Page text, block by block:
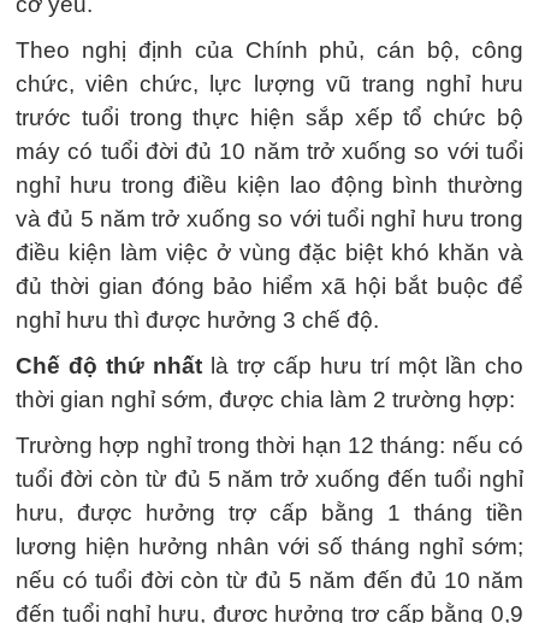
Theo nghị định của Chính phủ, cán bộ, công
chức, viên chức, lực lượng vũ trang nghỉ hưu
trước tuổi trong thực hiện sắp xếp tổ chức bộ
máy có tuổi đời đủ 10 năm trở xuống so với tuổi
nghỉ hưu trong điều kiện lao động bình thường
và đủ 5 năm trở xuống so với tuổi nghỉ hưu trong
điều kiện làm việc ở vùng đặc biệt khó khăn và
đủ thời gian đóng bảo hiểm xã hội bắt buộc để
nghỉ hưu thì được hưởng 3 chế độ.
Chế độ thứ nhất là trợ cấp hưu trí một lần cho
thời gian nghỉ sớm, được chia làm 2 trường hợp:
Trường hợp nghỉ trong thời hạn 12 tháng: nếu có
tuổi đời còn từ đủ 5 năm trở xuống đến tuổi nghỉ
hưu, được hưởng trợ cấp bằng 1 tháng tiền
lương hiện hưởng nhân với số tháng nghỉ sớm;
nếu có tuổi đời còn từ đủ 5 năm đến đủ 10 năm
đến tuổi nghỉ hưu, được hưởng trợ cấp bằng 0,9